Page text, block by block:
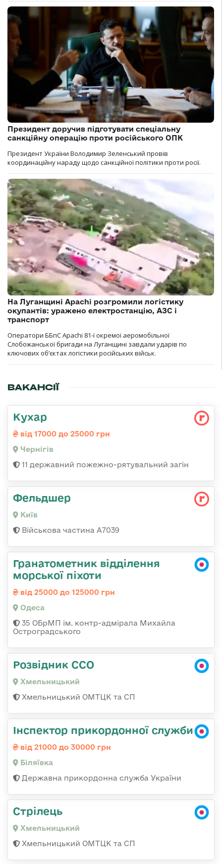
Президент доручив підготувати спеціальну
санкційну операцію проти російського ОПК
Президент України Володимир Зеленський провів
координаційну нараду щодо санкційної політики проти росії.
На Луганщині Apachi розгромили логістику
окупантів: уражено електростанцію, АЗС і
транспорт
Оператори ББпС Apachi 81-ї окремої аеромобільної
Слобожанської бригади на Луганщині завдали ударів по
ключових об’єктах логістики російських військ.
ВАКАНСІЇ
Кухар
від 17000 до 25000 грн
Чернігів
11 державний пожежно-рятувальний загін
Фельдшер
Київ
Військова частина А7039
Гранатометник відділення
морської піхоти
від 25000 до 125000 грн
Одеса
35 ОБрМП ім. контр-адмірала Михайла
Остроградського
Розвідник ССО
Хмельницький
Хмельницький ОМТЦК та СП
Інспектор прикордонної служби
від 21000 до 30000 грн
Біляївка
Державна прикордонна служба України
Стрілець
Хмельницький
Хмельницький ОМТЦК та СП